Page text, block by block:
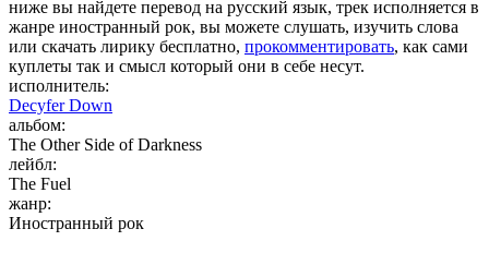
ниже вы найдете перевод на русский язык, трек исполняется в
жанре иностранный рок, вы можете слушать, изучить слова
или скачать лирику бесплатно, прокомментировать, как сами
куплеты так и смысл который они в себе несут.
исполнитель:
Decyfer Down
альбом:
The Other Side of Darkness
лейбл:
The Fuel
жанр:
Иностранный рок